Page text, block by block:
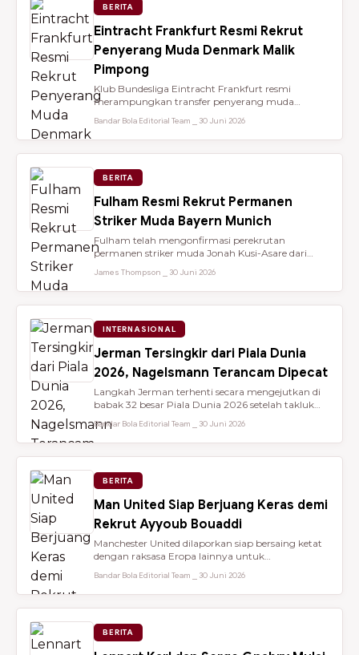
BERITA
Eintracht Frankfurt Resmi Rekrut
Penyerang Muda Denmark Malik
Pimpong
Klub Bundesliga Eintracht Frankfurt resmi
merampungkan transfer penyerang muda
Bandar Bola Editorial Team ⎯ 30 Juni 2026
BERITA
Fulham Resmi Rekrut Permanen
Striker Muda Bayern Munich
Fulham telah mengonfirmasi perekrutan
permanen striker muda Jonah Kusi-Asare dari
James Thompson ⎯ 30 Juni 2026
INTERNASIONAL
Jerman Tersingkir dari Piala Dunia
2026, Nagelsmann Terancam Dipecat
Langkah Jerman terhenti secara mengejutkan di
babak 32 besar Piala Dunia 2026 setelah takluk
Bandar Bola Editorial Team ⎯ 30 Juni 2026
BERITA
Man United Siap Berjuang Keras demi
Rekrut Ayyoub Bouaddi
Manchester United dilaporkan siap bersaing ketat
dengan raksasa Eropa lainnya untuk
Bandar Bola Editorial Team ⎯ 30 Juni 2026
BERITA